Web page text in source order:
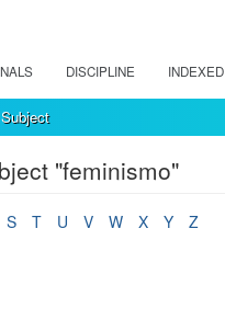
DISCIPLINE INDEXED
"feminismo"
S T U V W X Y
Z